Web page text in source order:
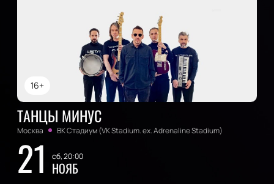
16+
ТАНЦЫ МИНУС
Москва ВК Стадиум (VK Stadium. ex. Adrenaline Stadium)
21 сб, 20:00
НОЯБ